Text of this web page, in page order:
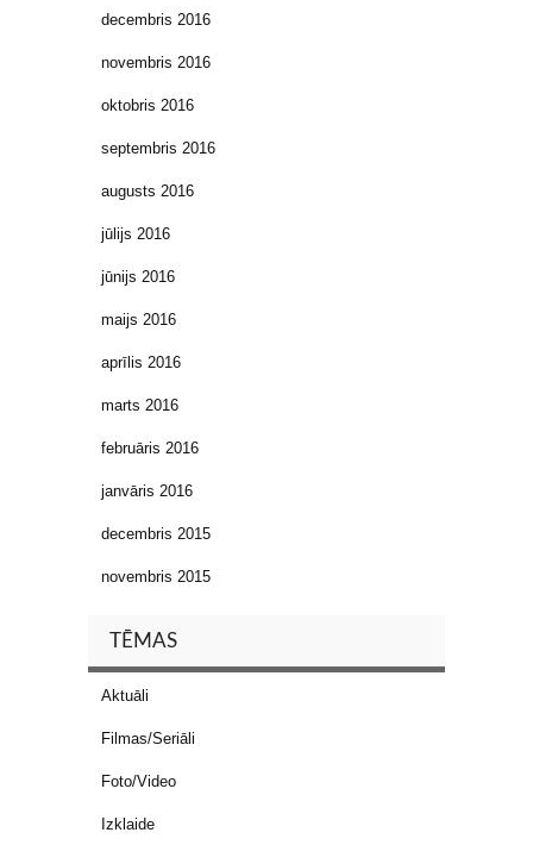
decembris 2016
novembris 2016
oktobris 2016
septembris 2016
augusts 2016
jūlijs 2016
jūnijs 2016
maijs 2016
aprīlis 2016
marts 2016
februāris 2016
janvāris 2016
decembris 2015
novembris 2015
TĒMAS
Aktuāli
Filmas/Seriāli
Foto/Video
Izklaide